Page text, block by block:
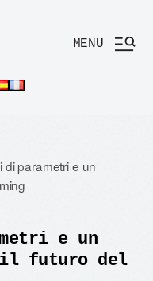
MENU
di parametri e un
e un
il futuro del